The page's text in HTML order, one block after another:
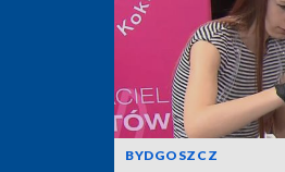
BYDGOSZCZ